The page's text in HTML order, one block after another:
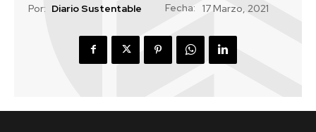
Por: Diario Sustentable Fecha: 17 Marzo, 2021